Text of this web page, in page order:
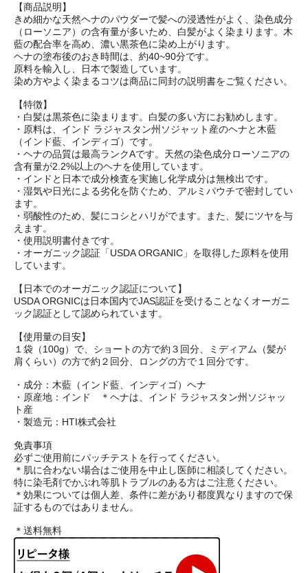
【商品説明】
きめ細かな天然ヘナのパウダーで髪への浸透性がよく、染色成分
（ローソニア）の含有量が多いため、白髪がよく染まります。木
藍の配合率を高め、濃い黒茶色に染め上がります。
ヘナの塗布後のおき時間は、約40~90分です。
原料を輸入し、日本で製造しています。
染め方やよく染まるコツは商品に同封の説明書をご覧ください。
【特徴】
・白髪は黒茶色に染まります。白髪の多い方にお勧めします。
・原料は、インド ラジャスタン州ソジャット産のヘナと木藍
（インド藍、インディゴ）です。
・ヘナの品質は最高ランクAです。天然の染色成分ローソニアの
含有量が2.2%以上のヘナを使用しています。
・インドと日本で成分検査を実施し化学成分は無検出です。
・湿気や日光による劣化を防ぐため、アルミパウチで密封してい
ます。
・弱酸性のため、髪にコシとハリがでます。また、髪にツヤを与
えます。
・使用説明書付きです。
・オーガニック認証「USDA ORGANIC」を取得した原料を使用
しています。
【日本でのオーガニック認証について】
USDA ORGNICは日本国内でJAS認証を受けることなくオーガニ
ック認証として認められています。
【使用量の目安】
１袋（100g）で、ショートの方で約３回分、ミディアム（髪が
肩くらい）の方で約２回分、ロングの方で１回分です。
・成分：木藍（インド藍、インディゴ）ヘナ
・原産地：インド ＊ヘナは、インド ラジャスタン州ソジャッ
ト産
・製造元：HTI株式会社
免責事項
必ずご使用前にパッチテストを行ってください。
＊肌に合わない場合はご使用を中止し医師に相談してください。
特に染毛剤でかぶれ等肌トラブルのある方はご注意ください。
＊効果については個人差、条件に差があり都度異なりますので保
証するものではありません。
＊送料無料